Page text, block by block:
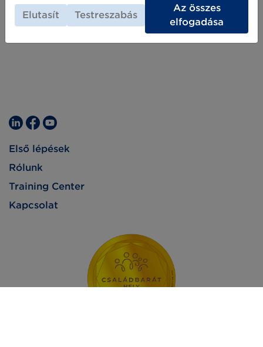
Első lépések
Rólunk
Training Center
Kapcsolat
Elutasít Testreszabás
Az összes
elfogadása